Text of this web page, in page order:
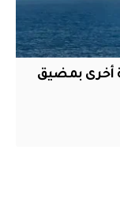
أخرى بمضيق